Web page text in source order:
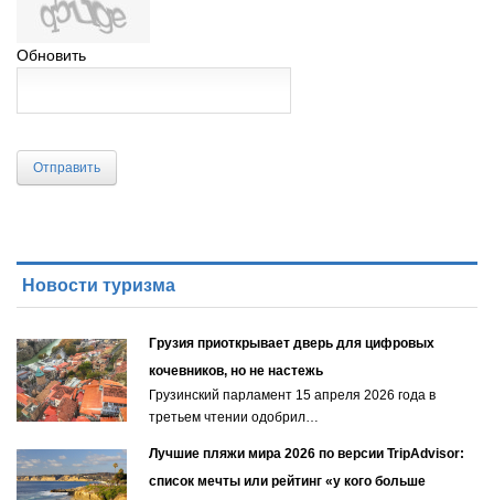
Обновить
Отправить
Новости туризма
Грузия приоткрывает дверь для цифровых
кочевников, но не настежь
Грузинский парламент 15 апреля 2026 года в
третьем чтении одобрил…
Лучшие пляжи мира 2026 по версии TripAdvisor:
список мечты или рейтинг «у кого больше